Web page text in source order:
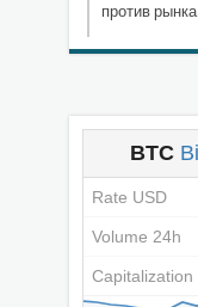
против рынка